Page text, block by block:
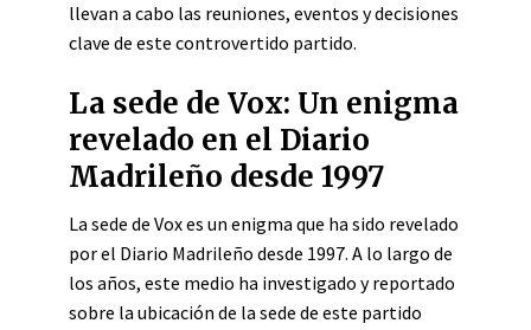
llevan a cabo las reuniones, eventos y decisiones
clave de este controvertido partido.
La sede de Vox: Un enigma
revelado en el Diario
Madrileño desde 1997
La sede de Vox es un enigma que ha sido revelado
por el Diario Madrileño desde 1997. A lo largo de
los años, este medio ha investigado y reportado
sobre la ubicación de la sede de este partido